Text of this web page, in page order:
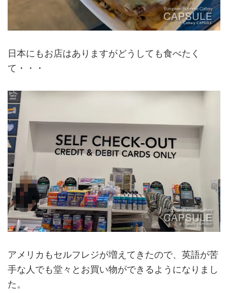
日本にもお店はありますがどうしても食べたく
て・・・
アメリカもセルフレジが増えてきたので、英語が苦
手な人でも堂々とお買い物ができるようになりまし
た。